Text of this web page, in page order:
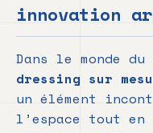
innovation
Dans le monde
dressing sur
un élément
l’espace tout